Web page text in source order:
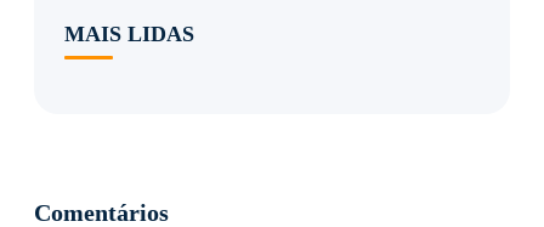
MAIS LIDAS
Comentários